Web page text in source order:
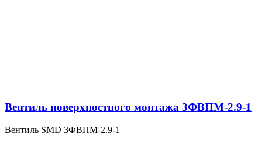
Вентиль поверхностного монтажа 3ФВПМ-2.9-1
Вентиль SMD 3ФВПМ-2.9-1